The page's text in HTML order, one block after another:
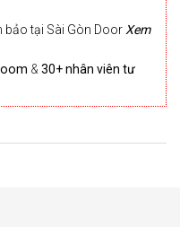
bảo tại Sài Gòn Door Xem
& 30+ nhân viên tư